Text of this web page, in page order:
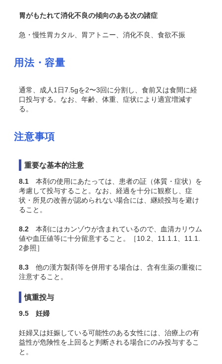
胃がもたれて消化不良の傾向のある次の諸症
急・慢性胃カタル、胃アトニー、消化不良、食欲不振
用法・容量
通常、成人1日7.5gを2〜3回に分割し、食前又は食間に経
口投与する。なお、年齢、体重、症状により適宜増減す
る。
注意事項
重要な基本的注意
8.1 本剤の使用にあたっては、患者の証（体質・症状）を
考慮して投与すること。なお、経過を十分に観察し、症
状・所見の改善が認められない場合には、継続投与を避け
ること。
8.2 本剤にはカンゾウが含まれているので、血清カリウム
値や血圧値等に十分留意すること。［10.2、11.1.1、11.1.
2参照］
8.3 他の漢方製剤等を併用する場合は、含有生薬の重複に
注意すること。
慎重投与
9.5 妊婦
妊婦又は妊娠している可能性のある女性には、治療上の有
益性が危険性を上回ると判断される場合にのみ投与するこ
と。